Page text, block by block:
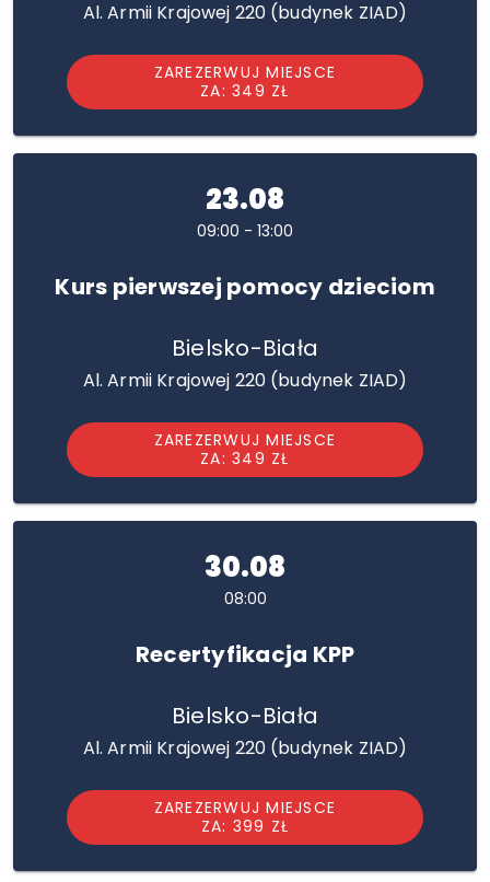
Al. Armii Krajowej 220 (budynek ZIAD)
ZAREZERWUJ MIEJSCE
ZA: 349 ZŁ
23.08
09:00 - 13:00
Kurs pierwszej pomocy dzieciom
Bielsko-Biała
Al. Armii Krajowej 220 (budynek ZIAD)
ZAREZERWUJ MIEJSCE
ZA: 349 ZŁ
30.08
08:00
Recertyfikacja KPP
Bielsko-Biała
Al. Armii Krajowej 220 (budynek ZIAD)
ZAREZERWUJ MIEJSCE
ZA: 399 ZŁ